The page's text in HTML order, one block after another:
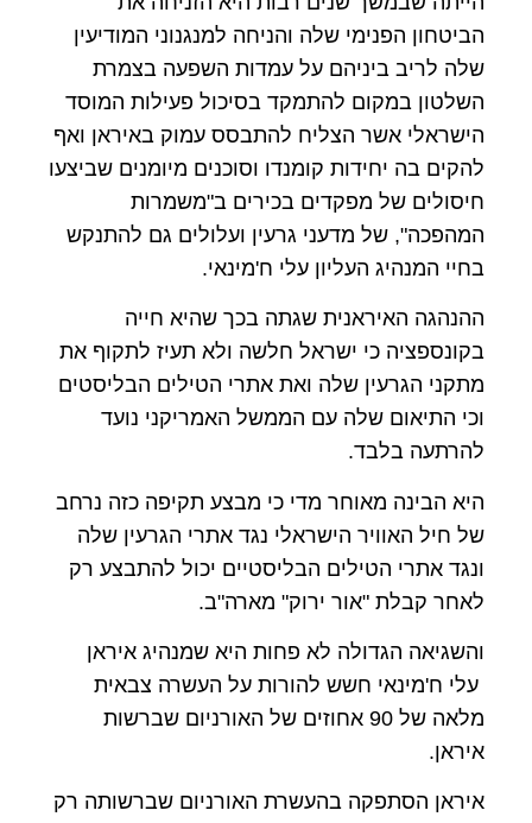
הביטחון הפנימי שלה והניחה למנגנוני המודיעין
שלה לריב ביניהם על עמדות השפעה בצמרת
השלטון במקום להתמקד בסיכול פעילות המוסד
הישראלי אשר הצליח להתבסס עמוק באיראן ואף
להקים בה יחידות קומנדו וסוכנים מיומנים שביצעו
חיסולים של מפקדים בכירים ב"משמרות
המהפכה", של מדעני גרעין ועלולים גם להתנקש
בחיי המנהיג העליון עלי ח'מינאי.
ההנהגה האיראנית שגתה בכך שהיא חייה
בקונספציה כי ישראל חלשה ולא תעיז לתקוף את
מתקני הגרעין שלה ואת אתרי הטילים הבליסטים
וכי התיאום שלה עם הממשל האמריקני נועד
להרתעה בלבד.
היא הבינה מאוחר מדי כי מבצע תקיפה כזה נרחב
של חיל האוויר הישראלי נגד אתרי הגרעין שלה
ונגד אתרי הטילים הבליסטיים יכול להתבצע רק
לאחר קבלת "אור ירוק" מארה"ב.
והשגיאה הגדולה לא פחות היא שמנהיג איראן
עלי ח'מינאי חשש להורות על העשרה צבאית
מלאה של 90 אחוזים של האורניום שברשות
איראן.
איראן הסתפקה בהעשרת האורניום שברשותה רק